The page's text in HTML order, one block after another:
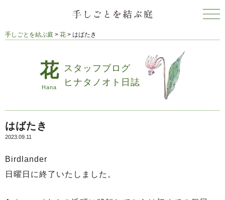
手しごとを結ぶ庭 > 花 > はばたき
スタッフブログ
ヒナタノオト日誌
はばたき
2023.09.11
Birdlander
日曜日に終了いたしました。